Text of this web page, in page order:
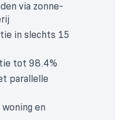
via zonne-
in slechts 15
tot 98.4%
parallelle
en